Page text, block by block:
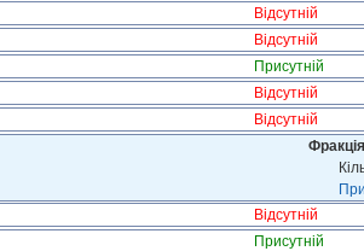
Відсутній
Відсутній
Присутній
Відсутній
Відсутній
Відсутній
Присутній